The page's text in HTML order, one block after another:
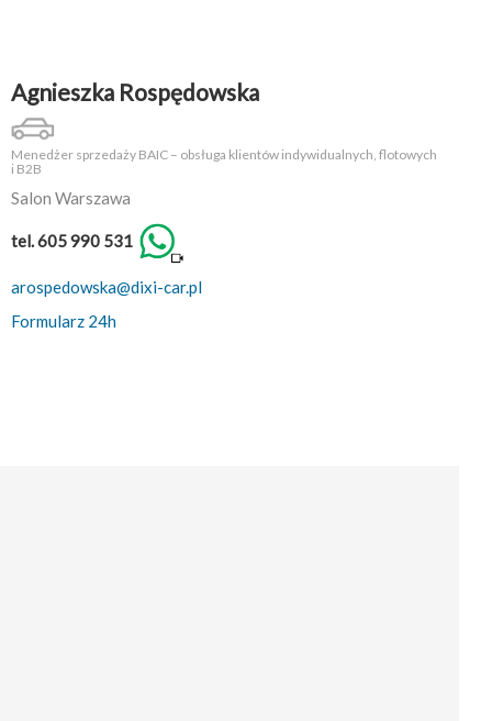
Agnieszka Rospędowska
Menedżer sprzedaży BAIC – obsługa klientów indywidualnych, flotowych
i B2B
Salon Warszawa
tel. 605 990 531
arospedowska@dixi-car.pl
Formularz 24h